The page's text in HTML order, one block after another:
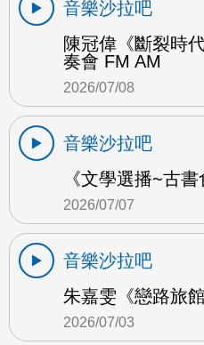
音樂沙拉吧
陳冠偉《斷裂時
奏會 FM AM
2026/07/08
音樂沙拉吧
《文學選播~古
2026/07/07
音樂沙拉吧
朱嘉雯《戀路旅
2026/07/03